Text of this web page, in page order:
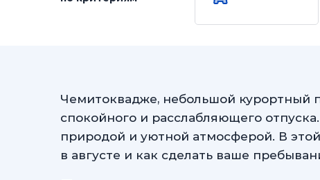
Чемитоквадже, небольшой курортный
спокойного и расслабляющего
природой и уютной атмосферой. В
в августе и как сделать ваше